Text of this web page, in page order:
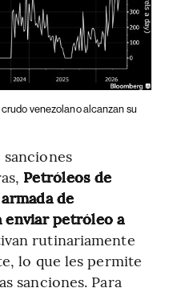
venezolano alcanzan su
Petróleos de
de
enviar petróleo a
rutinariamente
lo que les permite
sanciones. Para